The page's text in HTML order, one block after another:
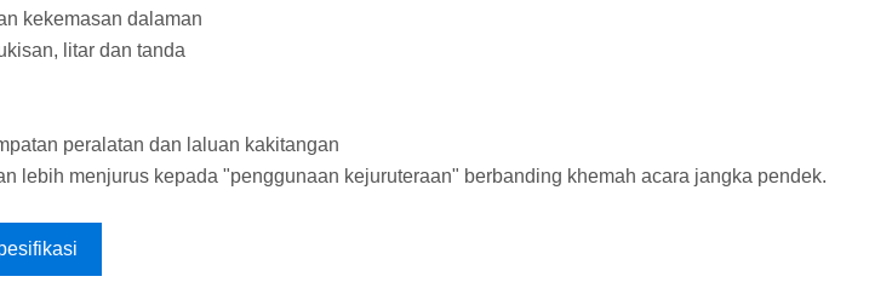
kekemasan dalaman
litar dan tanda
peralatan dan laluan kakitangan
lebih menjurus kepada "penggunaan kejuruteraan" berbanding khemah acara jangka pendek.